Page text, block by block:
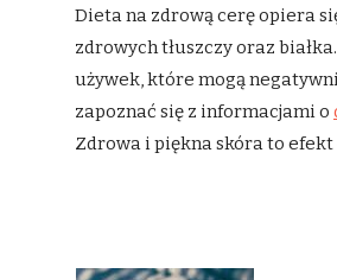
Dieta na zdrową cerę opiera
zdrowych tłuszczy oraz
używek, które mogą
zapoznać się z informacjami o
Zdrowa i piękna skóra to efekt